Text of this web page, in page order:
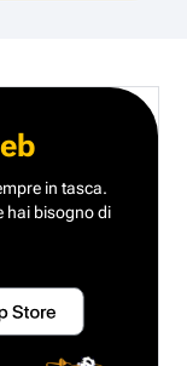
in tasca.
hai bisogno di